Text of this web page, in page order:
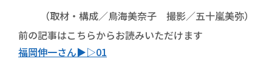
（取材・構成／鳥海美奈子 撮影／五十嵐美弥）
前の記事はこちらからお読みいただけます
福岡伸一さん▶︎▷01